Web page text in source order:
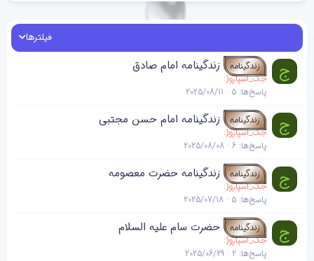
فیلترها
ج زندگینامه زندگینامه امام صادق
جک_اسپارو(:
پاسخ‌ها 5
2025/08/11
ج زندگینامه زندگینامه امام حسن مجتبی
جک_اسپارو(:
پاسخ‌ها 6
2025/08/08
ج زندگینامه زندگینامه حضرت معصومه
جک_اسپارو(:
پاسخ‌ها 5
2025/07/18
ج زندگینامه حضرت سام علیه السلام
جک_اسپارو(:
پاسخ‌ها 2
2025/06/29